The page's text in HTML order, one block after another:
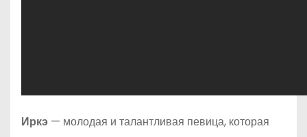
Иркэ — молодая и талантливая певица, которая